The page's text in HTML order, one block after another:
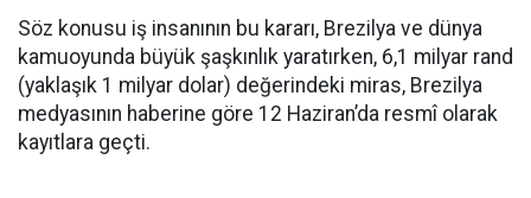
Söz konusu iş insanının bu kararı, Brezilya ve dünya
kamuoyunda büyük şaşkınlık yaratırken, 6,1 milyar rand
(yaklaşık 1 milyar dolar) değerindeki miras, Brezilya
medyasının haberine göre 12 Haziran’da resmî olarak
kayıtlara geçti.